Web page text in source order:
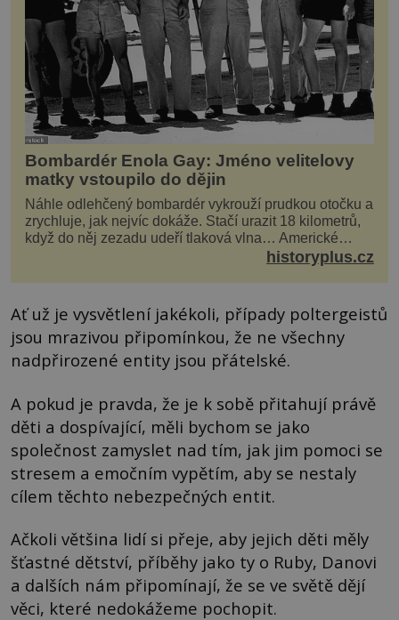
Bombardér Enola Gay: Jméno velitelovy
matky vstoupilo do dějin
Náhle odlehčený bombardér vykrouží prudkou otočku a
zrychluje, jak nejvíc dokáže. Stačí urazit 18 kilometrů,
když do něj zezadu udeří tlaková vlna… Americké
rozhodnutí svrhnout ničivou jadernou bombu ...historyplus.cz
Ať už je vysvětlení jakékoli, případy poltergeistů
jsou mrazivou připomínkou, že ne všechny
nadpřirozené entity jsou přátelské.
A pokud je pravda, že je k sobě přitahují právě
děti a dospívající, měli bychom se jako
společnost zamyslet nad tím, jak jim pomoci se
stresem a emočním vypětím, aby se nestaly
cílem těchto nebezpečných entit.
Ačkoli většina lidí si přeje, aby jejich děti měly
šťastné dětství, příběhy jako ty o Ruby, Danovi
a dalších nám připomínají, že se ve světě dějí
věci, které nedokážeme pochopit.